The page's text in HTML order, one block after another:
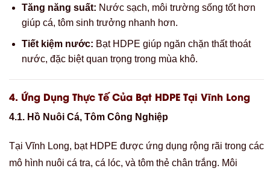
Tăng năng suất: Nước sạch, môi trường sống tốt hơn
giúp cá, tôm sinh trưởng nhanh hơn.
Tiết kiệm nước: Bạt HDPE giúp ngăn chặn thất thoát
nước, đặc biệt quan trọng trong mùa khô.
4. Ứng Dụng Thực Tế Của Bạt HDPE Tại Vĩnh Long
4.1. Hồ Nuôi Cá, Tôm Công Nghiệp
Tại Vĩnh Long, bạt HDPE được ứng dụng rộng rãi trong các
mô hình nuôi cá tra, cá lóc, và tôm thẻ chân trắng. Môi